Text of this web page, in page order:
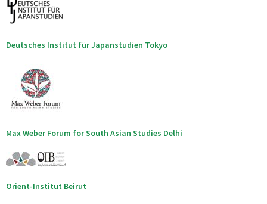
Deutsches Institut für Japanstudien Tokyo
Max Weber Forum for South Asian Studies Delhi
Orient-Institut Beirut